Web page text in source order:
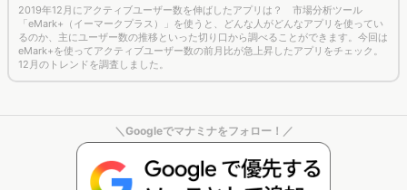
2019年12月にアクティブユーザー数を伸ばしたアプリは？ 市場分析ツール
「eMark+（イーマークプラス）」を使うと、どんな人がどんなアプリを使ってい
るのか、主にユーザー数の推移といった切り口から調べることができます。今回は
eMark+を使ってアクティブユーザー数の前月比が急上昇したアプリをチェック。
12月のトレンドを調査しました。
＼Googleでマナミナをフォロー！／